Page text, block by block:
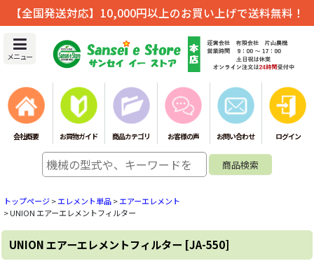
【全国発送対応】10,000円以上のお買い上げで送料無料！
メニュー
会社概要 お買物ガイド 商品カテゴリ お客様の声 お問い合わせ ログイン
トップページ>エレメント単品>エアーエレメント
>UNION エアーエレメントフィルター
UNION エアーエレメントフィルター [JA-550]